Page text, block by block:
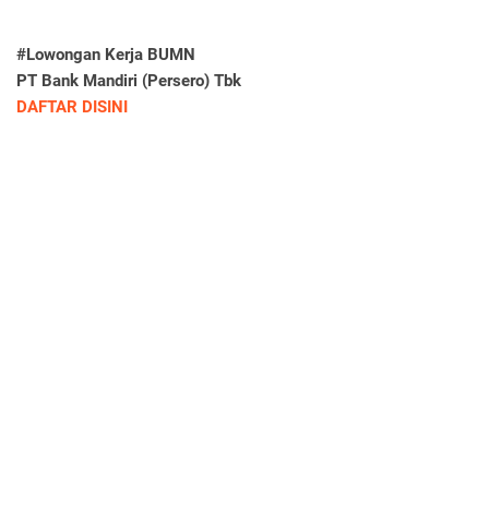
#Lowongan Kerja BUMN
PT Bank Mandiri (Persero) Tbk
DAFTAR DISINI